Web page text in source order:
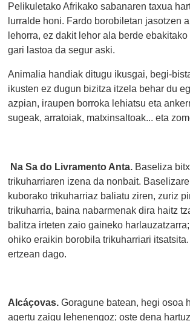
Pelikuletako Afrikako sabanaren taxua
lurralde honi. Fardo borobiletan jasotzen
lehorra, ez dakit lehor ala berde ebakitako
gari lastoa da segur aski.
Animalia handiak ditugu ikusgai, begi-
ikusten ez dugun bizitza itzela behar du
azpian, iraupen borroka lehiatsu eta
sugeak, arratoiak, matxinsaltoak... eta
Na Sa do Livramento Anta. Baseliza
trikuharriaren izena da nonbait.
kuborako trikuharriaz baliatu ziren, zuriz
trikuharria, baina nabarmenak dira haitz
balitza irteten zaio gaineko
ohiko eraikin borobila trikuharriari
ertzean dago.
Alcáçovas.Goragune batean, hegi osoa
agertu zaigu lehenengoz; oste dena